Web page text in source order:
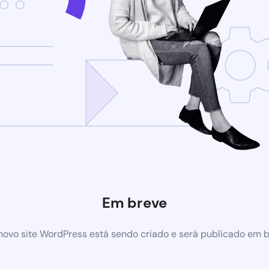
Em breve
site WordPress está sendo criado e será publicado em